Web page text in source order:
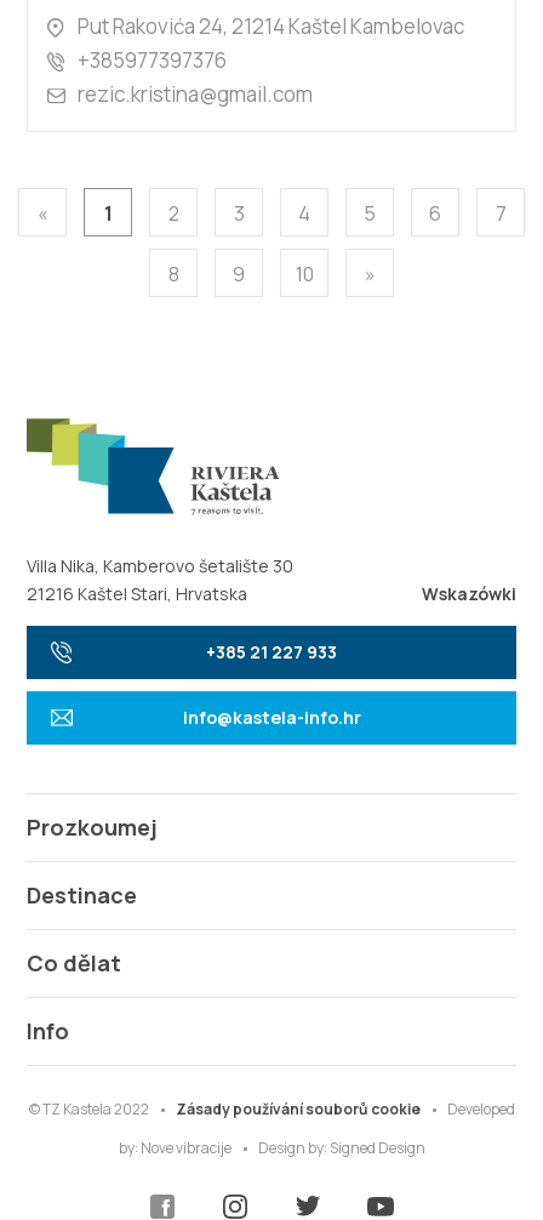
Put Rakovića 24, 21214 Kaštel Kambelovac
+385977397376
rezic.kristina@gmail.com
« 1 2 3 4 5 6 7
8 9 10 »
Villa Nika, Kamberovo šetalište 30
21216 Kaštel Stari, Hrvatska
Wskazówki
+385 21 227 933
info@kastela-info.hr
Prozkoumej
Destinace
Co dělat
Info
© TZ Kastela 2022 Zásady používání souborů cookie
Developed
by: Nove vibracije Design by: Signed Design